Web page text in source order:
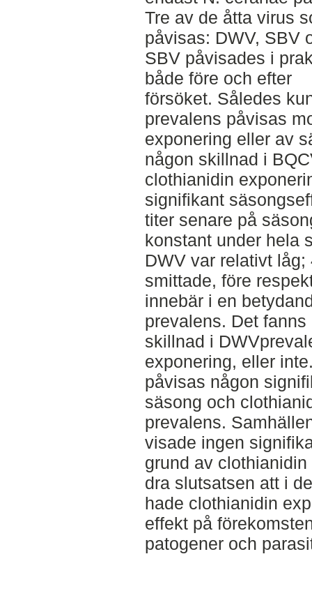
Tre av de åtta virus
påvisas: DWV, SBV
SBV påvisades i
både före och efter
försöket. Således
prevalens påvisas
exponering eller av
någon skillnad i
clothianidin
signifikant
titer senare på
konstant under hela
DWV var relativt
smittade, före
innebär i en
prevalens. Det
skillnad i
exponering, eller
påvisas någon
säsong och
prevalens.
visade ingen
grund av
dra slutsatsen att i
hade clothianidin
effekt på
patogener och